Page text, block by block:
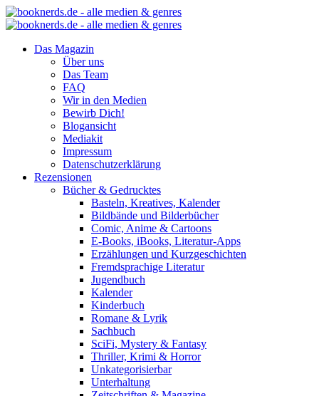
Das Magazin
Über uns
Das Team
FAQ
Wir in den Medien
Bewirb Dich!
Blogansicht
Mediakit
Impressum
Datenschutzerklärung
Rezensionen
Bücher & Gedrucktes
Basteln, Kreatives, Kalender
Bildbände und Bilderbücher
Comic, Anime & Cartoons
E-Books, iBooks, Literatur-Apps
Erzählungen und Kurzgeschichten
Fremdsprachige Literatur
Jugendbuch
Kalender
Kinderbuch
Romane & Lyrik
Sachbuch
SciFi, Mystery & Fantasy
Thriller, Krimi & Horror
Unkategorisierbar
Unterhaltung